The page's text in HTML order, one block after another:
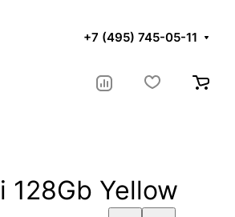
+7 (495) 745-05-11
128Gb Yellow